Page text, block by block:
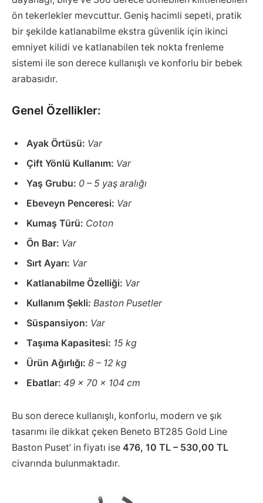
ön tekerlekler mevcuttur. Geniş hacimli sepeti, pratik
bir şekilde katlanabilme ekstra güvenlik için ikinci
emniyet kilidi ve katlanabilen tek nokta frenleme
sistemi ile son derece kullanışlı ve konforlu bir bebek
arabasıdır.
Genel Özellikler:
Ayak Örtüsü: Var
Çift Yönlü Kullanım: Var
Yaş Grubu: 0 – 5 yaş aralığı
Ebeveyn Penceresi: Var
Kumaş Türü: Coton
Ön Bar: Var
Sırt Ayarı: Var
Katlanabilme Özelliği: Var
Kullanım Şekli: Baston Pusetler
Süspansiyon: Var
Taşıma Kapasitesi: 15 kg
Ürün Ağırlığı: 8 – 12 kg
Ebatlar: 49 x 70 x 104 cm
Bu son derece kullanışlı, konforlu, modern ve şık
tasarımı ile dikkat çeken Beneto BT285 Gold Line
Baston Puset’ in fiyatı ise 476, 10 TL – 530,00 TL
civarında bulunmaktadır.